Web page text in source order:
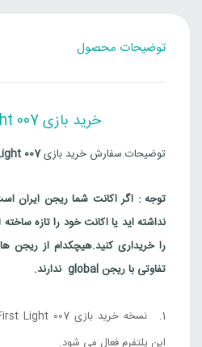
ترکیه
چین
007 First Light Standard Edition
چین
توضیحات محصول
خرید بازی 007 First Light
توضیحات سفارش خرید بازی007 First Light:
توجه : اگر اکانت شما ریجن ایران
نداشته اید یا اکانت خود را تازه
را خریداری کنید.هیچکدام از ریجن
تفاوتی با ریجن global ندارند.
این پلتفرم فعال می شود.